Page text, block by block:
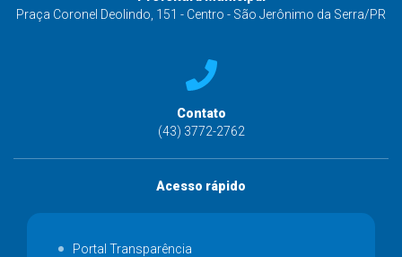
Praça Coronel Deolindo, 151 - Centro - São Jerônimo da Serra/PR
Contato
(43) 3772-2762
Acesso rápido
Portal Transparência